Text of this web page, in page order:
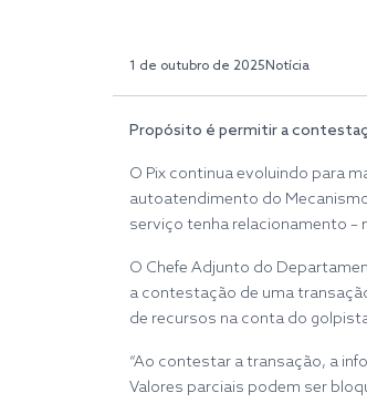
1 de outubro de 2025Notícia
Propósito é permitir a
O Pix continua evoluindo para
autoatendimento do
serviço tenha relacionamento –
O Chefe Adjunto do
a contestação de uma
de recursos na conta do
“Ao contestar a transação, a
Valores parciais podem ser